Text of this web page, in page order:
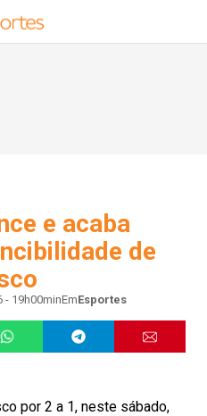
e acaba
de
- 19h00minEmEsportes
por 2 a 1, neste sábado,